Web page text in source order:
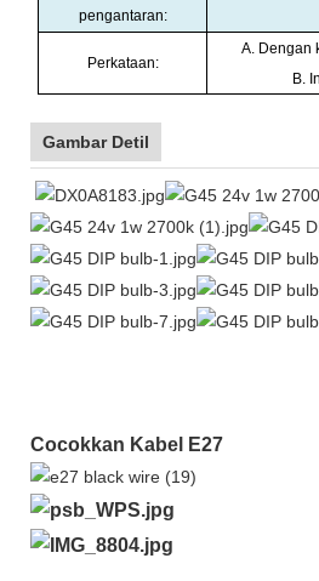
pengantaran:
Perkataan:
A. Dengan
B.
Gambar Detil
Cocokkan Kabel E27